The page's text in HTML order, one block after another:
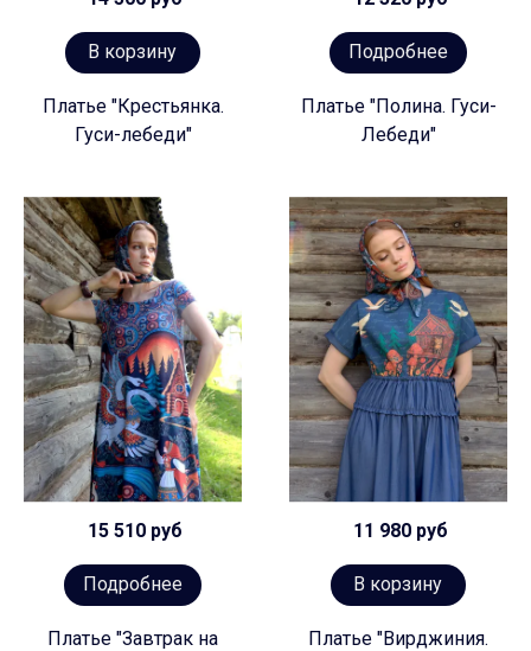
В корзину
Платье "Крестьянка.
Гуси-лебеди"
Подробнее
Платье "Полина. Гуси-
Лебеди"
15 510 руб
Подробнее
Платье "Завтрак на
11 980 руб
В корзину
Платье "Вирджиния.